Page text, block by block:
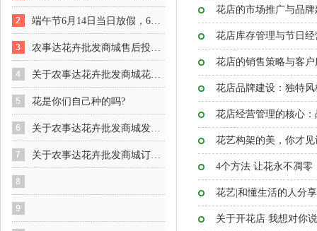
端午节6月14日当日放假，6月15日正常接单
农事达花卉批发商城售后投诉程序说明
关于农事达花卉批发商城花价？
花是你们自己种的吗?
关于农事达花卉批发商城发货时间？
关于农事达花卉批发商城订货时间？
花店的市场推广与品牌
花店库存管理与节日经
花店的销售策略与客户
花店品牌建设：独特
花店经营管理的核心
花艺构架的美，你才
4个方法 让花永不凋零
花艺|和懂生活的人分
关于开花店 我想对你说